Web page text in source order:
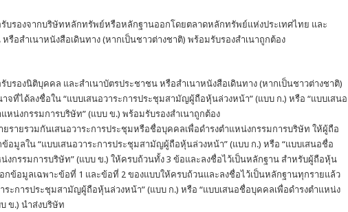
บรองจากบริษัทหลักทรัพย์หรือหลักฐานออกโดยตลาดหลักทรัพย์แห่งประเทศไทย และ
รือสำเนาหนังสือเดินทาง (หากเป็นชาวต่างชาติ) พร้อมรับรองสำเนาถูกต้อง
บรองนิติบุคคล และสำเนาบัตรประชาชน หรือสำเนาหนังสือเดินทาง (หากเป็นชาวต่างชาติ)
จที่ได้ลงชื่อใน “แบบเสนอวาระการประชุมสามัญผู้ถือหุ้นล่วงหน้า” (แบบ ก.) หรือ “แบบเสนอ
หน่งกรรมการบริษัท” (แบบ ข.) พร้อมรับรองสำเนาถูกต้อง
ายรวมกันเสนอวาระการประชุมหรือชื่อบุคคลเพื่อดำรงตำแหน่งกรรมการบริษัท ให้ผู้ถือ
อมูลใน “แบบเสนอวาระการประชุมสามัญผู้ถือหุ้นล่วงหน้า” (แบบ ก.) หรือ “แบบเสนอชื่อ
งกรรมการบริษัท” (แบบ ข.) ให้ครบถ้วนทั้ง 3 ข้อและลงชื่อไว้เป็นหลักฐาน สำหรับผู้ถือหุ้น
กข้อมูลเฉพาะข้อที่ 1 และข้อที่ 2 ของแบบให้ครบถ้วนและลงชื่อไว้เป็นหลักฐานทุกรายแล้ว
ระการประชุมสามัญผู้ถือหุ้นล่วงหน้า” (แบบ ก.) หรือ “แบบเสนอชื่อบุคคลเพื่อดำรงตำแหน่ง
ข.) นำส่งบริษัท